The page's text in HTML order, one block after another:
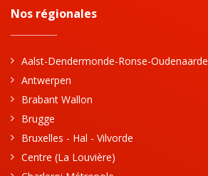
Nos régionales
Aalst-Dendermonde-Ronse-Oudenaarde
Antwerpen
Brabant Wallon
Brugge
Bruxelles - Hal - Vilvorde
Centre (La Louvière)